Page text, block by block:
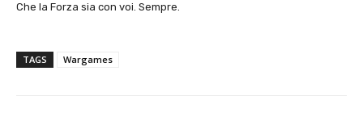
Che la Forza sia con voi. Sempre.
TAGS Wargames